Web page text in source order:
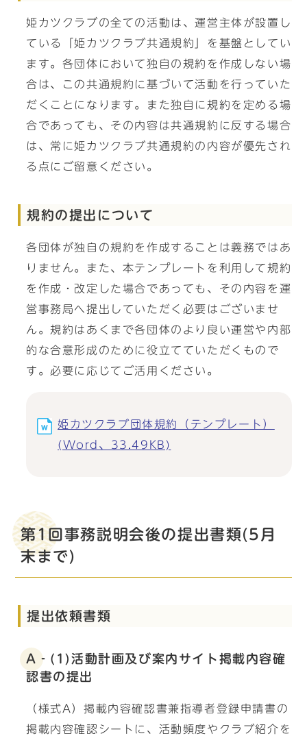
姫カツクラブの全ての活動は、運営主体が設置し
ている「姫カツクラブ共通規約」を基盤としてい
ます。各団体において独自の規約を作成しない場
合は、この共通規約に基づいて活動を行っていた
だくことになります。また独自に規約を定める場
合であっても、その内容は共通規約に反する場合
は、常に姫カツクラブ共通規約の内容が優先され
る点にご留意ください。
規約の提出について
各団体が独自の規約を作成することは義務ではあ
りません。また、本テンプレートを利用して規約
を作成・改定した場合であっても、その内容を運
営事務局へ提出していただく必要はございませ
ん。規約はあくまで各団体のより良い運営や内部
的な合意形成のために役立てていただくもので
す。必要に応じてご活用ください。
姫カツクラブ団体規約（テンプレート）
(Word、33.49KB)
第1回事務説明会後の提出書類(5月
末まで)
提出依頼書類
A‐(1)活動計画及び案内サイト掲載内容確
認書の提出
（様式A）掲載内容確認書兼指導者登録申請書の
掲載内容確認シートに、活動頻度やクラブ紹介を